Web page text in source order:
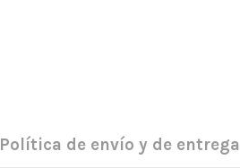
Política de envío y de entrega